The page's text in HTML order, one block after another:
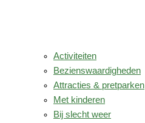
Activiteiten
Bezienswaardigheden
Attracties & pretparken
Met kinderen
Bij slecht weer